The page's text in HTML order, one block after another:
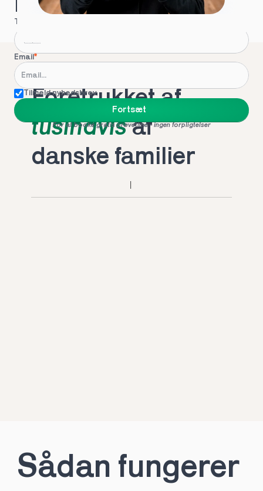
Hvordan kontakter vi dig?
Telefon
Email*
Tilmeld nyhedsbrev
Fortsæt
For at booke gratis prøvetime - ingen forpligtelser
Foretrukket af
tusindvis af
danske familier
Sådan fungerer